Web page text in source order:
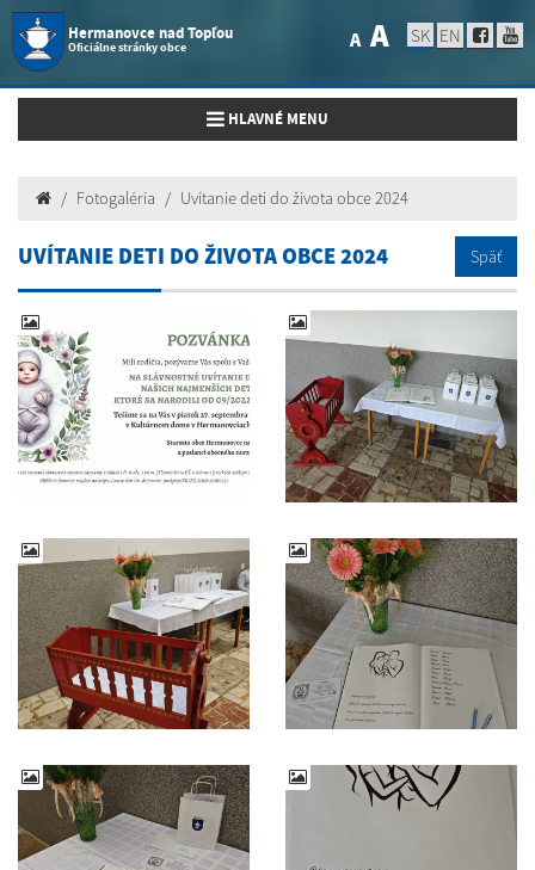
Hermanovce nad Topľou
Oficiálne stránky obce A A SK EN
Toggle navigation
HLAVNÉ MENU
Fotogaléria Uvítanie deti do života obce 2024
UVÍTANIE DETI DO ŽIVOTA OBCE 2024 Späť